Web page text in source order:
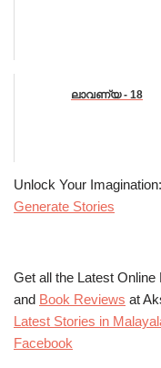
ലാവണ്യ - 18
Unlock Your
Generate Stories
Get all the Latest Online
and Book Reviews at
Latest Stories in
Facebook